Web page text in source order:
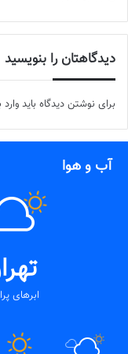
دیدگاهتان را بنویسید
برای نوشتن دیدگاه باید
آب و هوا
ابرهای